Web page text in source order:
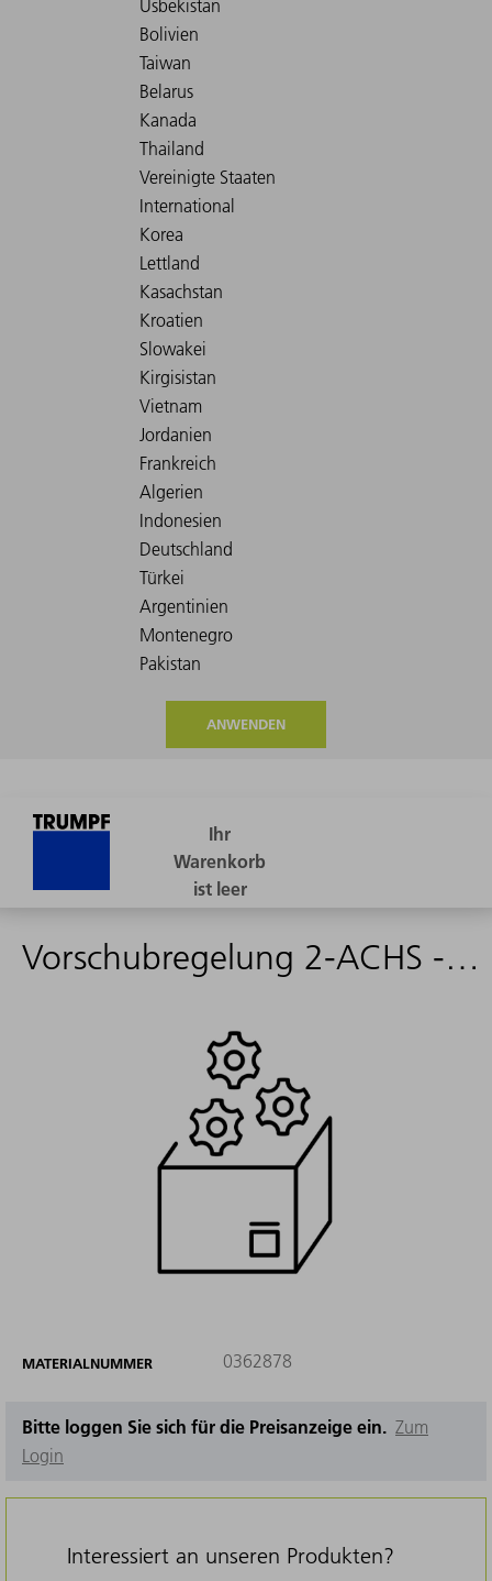
ANWENDEN
Vorschubregelung 2-ACHS --> 0379703 - 0362878
MATERIALNUMMER 0362878
Bitte loggen Sie sich für die Preisanzeige ein. Zum
Login
Interessiert an unseren Produkten?